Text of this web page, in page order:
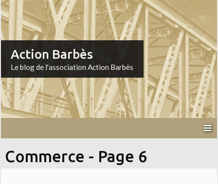
Action Barbès
Le blog de l'association Action Barbès
Commerce - Page 6